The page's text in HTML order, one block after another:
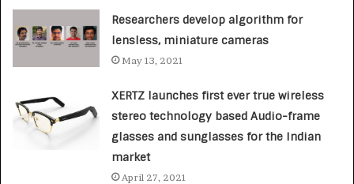
Researchers develop algorithm for
lensless, miniature cameras
May 13, 2021
XERTZ launches first ever true wireless
stereo technology based Audio-frame
glasses and sunglasses for the Indian
market
April 27, 2021